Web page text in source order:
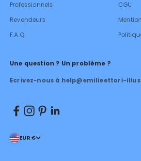
Professionnels
Revendeurs
F.A.Q.
CGU
Une question ? Un problème ?
Ecrivez-nous à help@emilieettori-
EUR €